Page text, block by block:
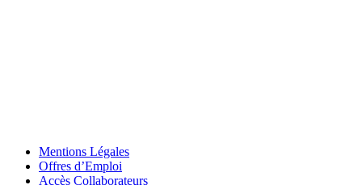
Mentions Légales
Offres d’Emploi
Accès Collaborateurs